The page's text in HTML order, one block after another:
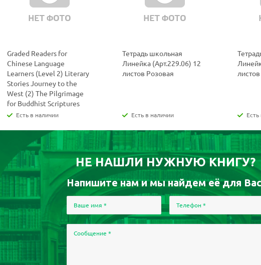
Graded Readers for
Chinese Language
Learners (Level 2) Literary
Stories Journey to the
West (2) The Pilgrimage
for Buddhist Scriptures
Есть в наличии
Тетрадь школьная
Линейка (Арт.229.06) 12
листов Розовая
Есть в наличии
НЕ НАШЛИ НУЖНУЮ КНИГУ?
Напишите нам и мы найдем её для
Ваше имя * Телефон *
Сообщение *